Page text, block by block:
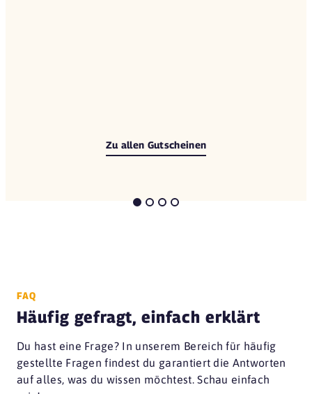
Zu allen Gutscheinen
FAQ
Häufig gefragt, einfach erklärt
Du hast eine Frage? In unserem Bereich für häufig
gestellte Fragen findest du garantiert die Antworten
auf alles, was du wissen möchtest. Schau einfach